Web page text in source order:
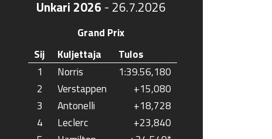
Unkari 2026 - 26.7.2026
Grand Prix
Sij
Kuljettaja
Tulos
1
Norris
1:39.56,180
2
Verstappen
+15,080
3
Antonelli
+18,728
4
Leclerc
+23,840